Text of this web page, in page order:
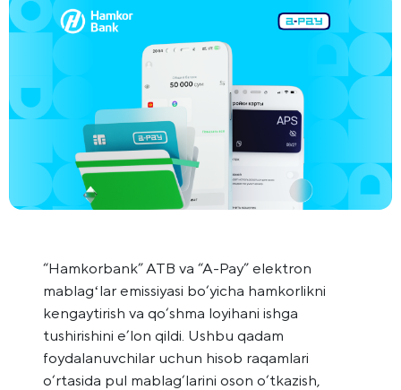
“Hamkorbank” ATB va “A-Pay” elektron
mablagʻlar emissiyasi bo‘yicha hamkorlikni
kengaytirish va qo‘shma loyihani ishga
tushirishini e’lon qildi. Ushbu qadam
foydalanuvchilar uchun hisob raqamlari
o‘rtasida pul mablag‘larini oson o‘tkazish,